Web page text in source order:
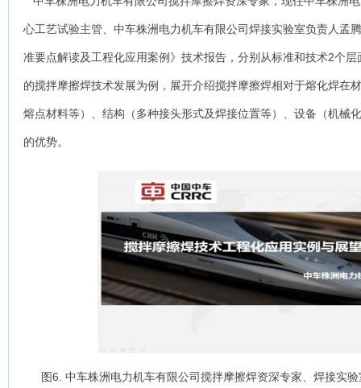
心工艺试验主管、中车株洲电力机车有限公司焊接实验室负责人孟
准要点解读及工程化应用案例》技术报告，分别从标准和技术2个
的搅拌摩擦焊技术发展为例，展开介绍搅拌摩擦焊相对于熔化焊在
熔点材料等）、结构（多种接头形式及焊接位置等）、设备（机械
的优势。
图6. 中车株洲电力机车有限公司搅拌摩擦焊资深专家、焊接实